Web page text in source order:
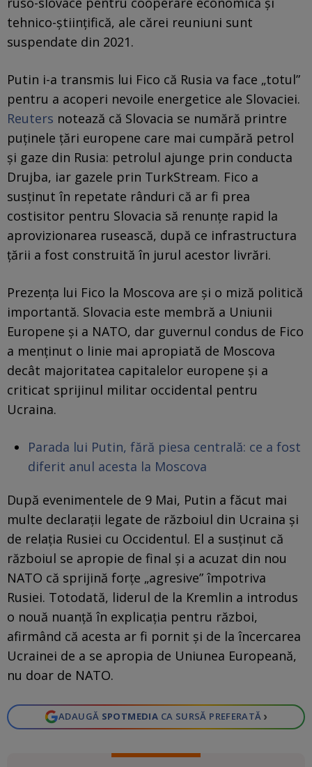
tehnico-științifică, ale cărei reuniuni sunt
suspendate din 2021.
Putin i-a transmis lui Fico că Rusia va face „totul”
pentru a acoperi nevoile energetice ale Slovaciei.
Reuters notează că Slovacia se numără printre
puținele țări europene care mai cumpără petrol
și gaze din Rusia: petrolul ajunge prin conducta
Drujba, iar gazele prin TurkStream. Fico a
susținut în repetate rânduri că ar fi prea
costisitor pentru Slovacia să renunțe rapid la
aprovizionarea rusească, după ce infrastructura
țării a fost construită în jurul acestor livrări.
Prezența lui Fico la Moscova are și o miză politică
importantă. Slovacia este membră a Uniunii
Europene și a NATO, dar guvernul condus de Fico
a menținut o linie mai apropiată de Moscova
decât majoritatea capitalelor europene și a
criticat sprijinul militar occidental pentru
Ucraina.
Parada lui Putin, fără piesa centrală: ce a fost
diferit anul acesta la Moscova
După evenimentele de 9 Mai, Putin a făcut mai
multe declarații legate de războiul din Ucraina și
de relația Rusiei cu Occidentul. El a susținut că
războiul se apropie de final și a acuzat din nou
NATO că sprijină forțe „agresive” împotriva
Rusiei. Totodată, liderul de la Kremlin a introdus
o nouă nuanță în explicația pentru război,
afirmând că acesta ar fi pornit și de la încercarea
Ucrainei de a se apropia de Uniunea Europeană,
nu doar de NATO.
ADAUGĂ SPOTMEDIA CA SURSĂ PREFERATĂ ›